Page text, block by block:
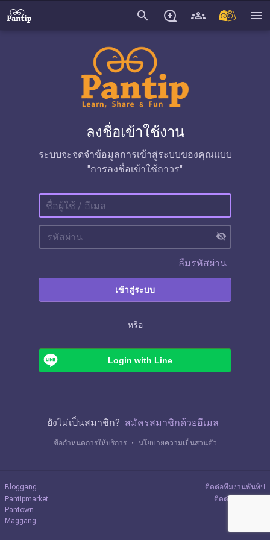
search menu
ลงชื่อเข้าใช้งาน
ระบบจะจดจำข้อมูลการเข้าสู่ระบบของคุณแบบ
"การลงชื่อเข้าใช้ถาวร"
visibility_off
ลืมรหัสผ่าน
เข้าสู่ระบบ
หรือ
Login with Line
ยังไม่เป็นสมาชิก? สมัครสมาชิกด้วยอีเมล
ข้อกำหนดการให้บริการ ・ นโยบายความเป็นส่วนตัว
Bloggang
Pantipmarket
Pantown
Maggang
ติดต่อทีมงานพันทิป
ติดต่อลงโฆษณา